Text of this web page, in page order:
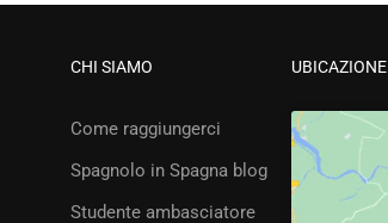
CHI SIAMO
Come raggiungerci
Spagnolo in Spagna blog
Studente ambasciatore
UBICAZIONE